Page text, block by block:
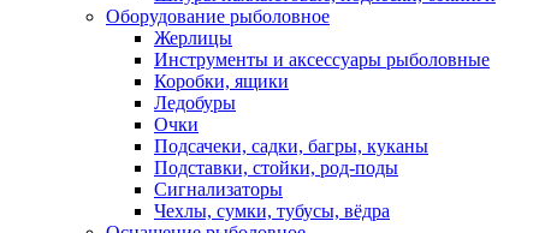
Оборудование рыболовное
Жерлицы
Инструменты и аксессуары рыболовные
Коробки, ящики
Ледобуры
Очки
Подсачеки, садки, багры, куканы
Подставки, стойки, род-поды
Сигнализаторы
Чехлы, сумки, тубусы, вёдра